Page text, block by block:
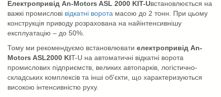
Електропривід An-Motors ASL 2000 KIT-Uвстановлюється на
важкі промислові відкатні ворота масою до 2 тонн. При цьому
конструкція приводу розрахована на найінтенсивнішу
експлуатацію – до 50%.
Тому ми рекомендуємо встановлювати електропривід An-
Motors ASL2000 KIT-U на автоматичні відкатні ворота
промислових підприємств, великих автопарків, логістично-
складських комплексів та інші об'єкти, що характеризуються
високою інтенсивністю руху.